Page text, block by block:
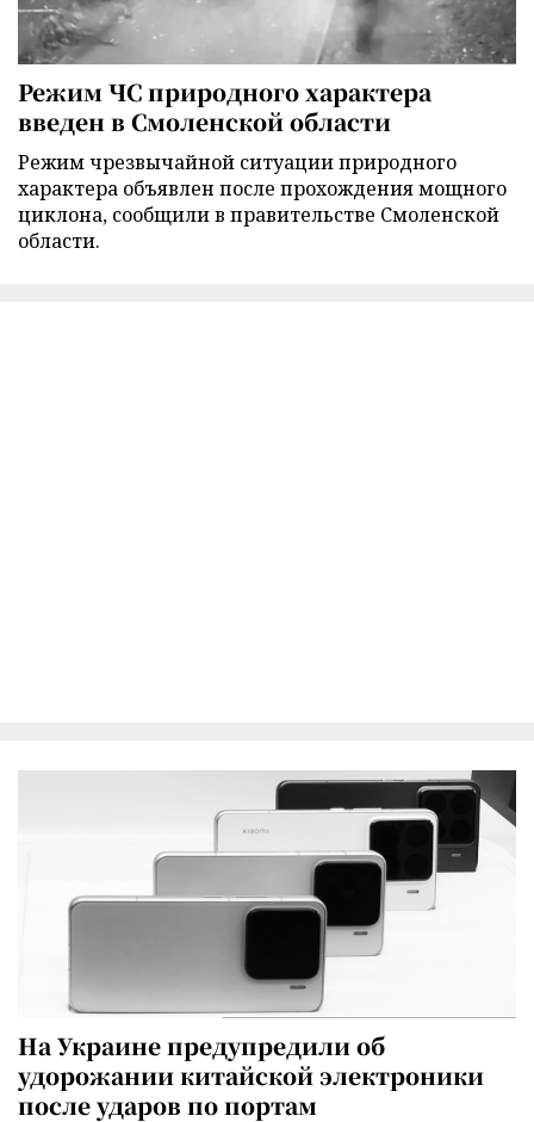
Режим ЧС природного характера
введен в Смоленской области
Режим чрезвычайной ситуации природного
характера объявлен после прохождения мощного
циклона, сообщили в правительстве Смоленской
области.
На Украине предупредили об
удорожании китайской электроники
после ударов по портам